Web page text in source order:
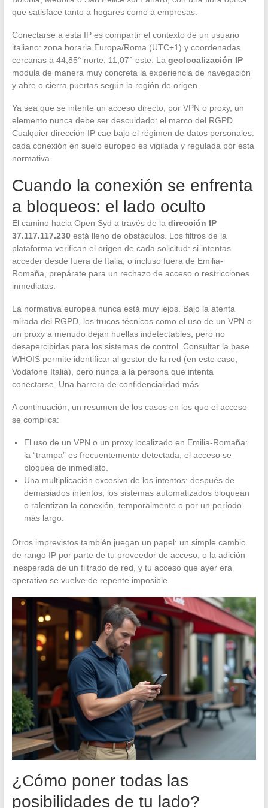
que satisface tanto a hogares como a empresas.
Conectarse a esta IP es compartir el contexto de un usuario
italiano: zona horaria Europa/Roma (UTC+1) y coordenadas
cercanas a 44,85° norte, 11,07° este. La geolocalización IP
modula de manera muy concreta la experiencia de navegación
y abre o cierra puertas según la región de origen.
Ya sea que se intente un acceso directo, por VPN o proxy, un
elemento nunca debe ser descuidado: el marco del RGPD.
Cualquier dirección IP cae bajo el régimen de datos personales:
cada conexión en suelo europeo es vigilada y regulada por esta
normativa.
Cuando la conexión se enfrenta
a bloqueos: el lado oculto
El camino hacia Open Syd a través de la dirección IP
37.117.117.230está lleno de obstáculos. Los filtros de la
plataforma verifican el origen de cada solicitud: si intentas
acceder desde fuera de Italia, o incluso fuera de Emilia-
Romaña, prepárate para un rechazo de acceso o restricciones
inmediatas.
La normativa europea nunca está muy lejos. Bajo la atenta
mirada del RGPD, los trucos técnicos como el uso de un VPN o
un proxy a menudo dejan huellas indetectables, pero no
desapercibidas para los sistemas de control. Consultar la base
WHOIS permite identificar al gestor de la red (en este caso,
Vodafone Italia), pero nunca a la persona que intenta
conectarse. Una barrera de confidencialidad más.
A continuación, un resumen de los casos en los que el acceso
se complica:
El uso de un VPN o un proxy localizado en Emilia-Romaña:
la “trampa” es frecuentemente detectada, el acceso se
bloquea de inmediato.
Una multiplicación excesiva de los intentos: después de
demasiados intentos, los sistemas automatizados bloquean
o ralentizan la conexión, temporalmente o por un período
más largo.
Otros imprevistos también juegan un papel: un simple cambio
de rango IP por parte de tu proveedor de acceso, o la adición
inesperada de un filtrado de red, y tu acceso que ayer era
operativo se vuelve de repente imposible.
¿Cómo poner todas las
posibilidades de tu lado?